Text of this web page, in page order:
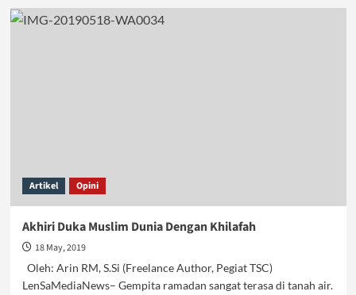
Prostitusi
Harus
Artikel Opini
Akhiri Duka Muslim Dunia Dengan Khilafah
18 May, 2019
Oleh: Arin RM, S.Si (Freelance Author, Pegiat TSC)
LenSaMediaNews– Gempita ramadan sangat terasa di tanah air.